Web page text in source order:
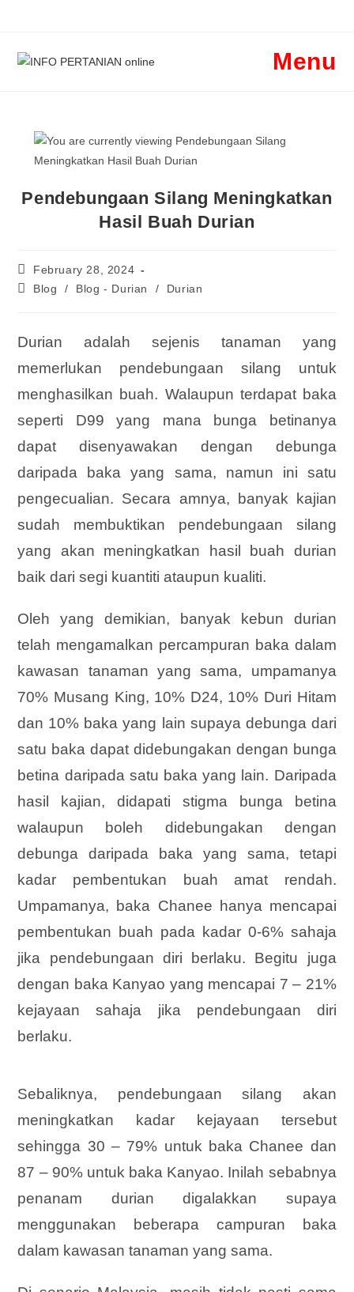
Menu
Pendebungaan Silang Meningkatkan
Hasil Buah Durian
Post
published:
February 28, 2024
PostBlog / Blog - Durian / Durian
Durian adalah sejenis tanaman yang
memerlukan pendebungaan silang untuk
menghasilkan buah. Walaupun terdapat baka
seperti D99 yang mana bunga betinanya
dapat disenyawakan dengan debunga
daripada baka yang sama, namun ini satu
pengecualian. Secara amnya, banyak kajian
sudah membuktikan pendebungaan silang
yang akan meningkatkan hasil buah durian
baik dari segi kuantiti ataupun kualiti.
Oleh yang demikian, banyak kebun durian
telah mengamalkan percampuran baka dalam
kawasan tanaman yang sama, umpamanya
70% Musang King, 10% D24, 10% Duri Hitam
dan 10% baka yang lain supaya debunga dari
satu baka dapat didebungakan dengan bunga
betina daripada satu baka yang lain. Daripada
hasil kajian, didapati stigma bunga betina
walaupun boleh didebungakan dengan
debunga daripada baka yang sama, tetapi
kadar pembentukan buah amat rendah.
Umpamanya, baka Chanee hanya mencapai
pembentukan buah pada kadar 0-6% sahaja
jika pendebungaan diri berlaku. Begitu juga
dengan baka Kanyao yang mencapai 7 – 21%
kejayaan sahaja jika pendebungaan diri
berlaku.
Sebaliknya, pendebungaan silang akan
meningkatkan kadar kejayaan tersebut
sehingga 30 – 79% untuk baka Chanee dan
87 – 90% untuk baka Kanyao. Inilah sebabnya
penanam durian digalakkan supaya
menggunakan beberapa campuran baka
dalam kawasan tanaman yang sama.